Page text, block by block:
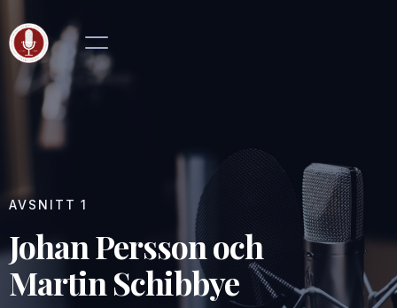
AVSNITT 1
Johan Persson och
Martin Schibbye